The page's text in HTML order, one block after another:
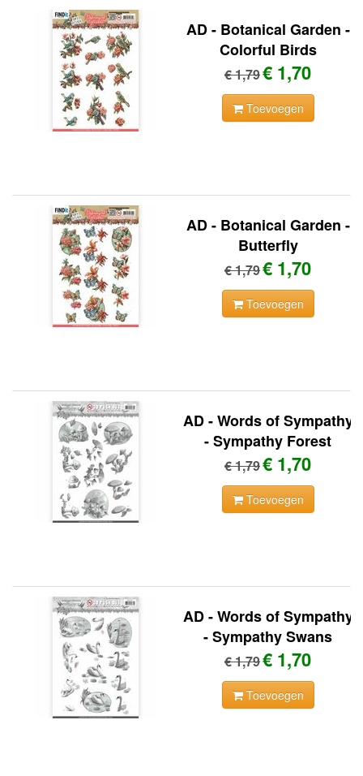
AD - Botanical Garden -
Colorful Birds
€ 1,79€ 1,70
Toevoegen
AD - Botanical Garden -
Butterfly
€ 1,79€ 1,70
Toevoegen
AD - Words of Sympathy
- Sympathy Forest
€ 1,79€ 1,70
Toevoegen
AD - Words of Sympathy
- Sympathy Swans
€ 1,79€ 1,70
Toevoegen